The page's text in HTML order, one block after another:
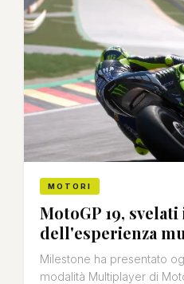
MOTORI
MotoGP 19,
dell'esperienza
Milestone ha presentato
modalità Multiplayer di